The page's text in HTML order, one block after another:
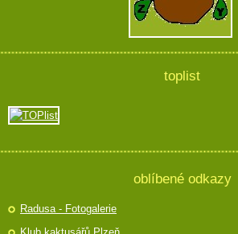
toplist
oblíbené odkazy
Radusa - Fotogalerie